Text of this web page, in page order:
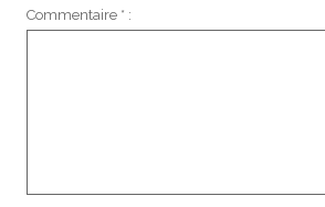
Commentaire * :